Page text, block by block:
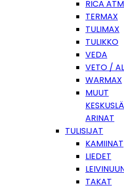
RICA
TERMAX
TULIMAX
TULIKKO
VEDA
VETO /
WARMAX
MUUT
ARINAT
TULISIJAT
KAMIINAT
LIEDET
TAKAT